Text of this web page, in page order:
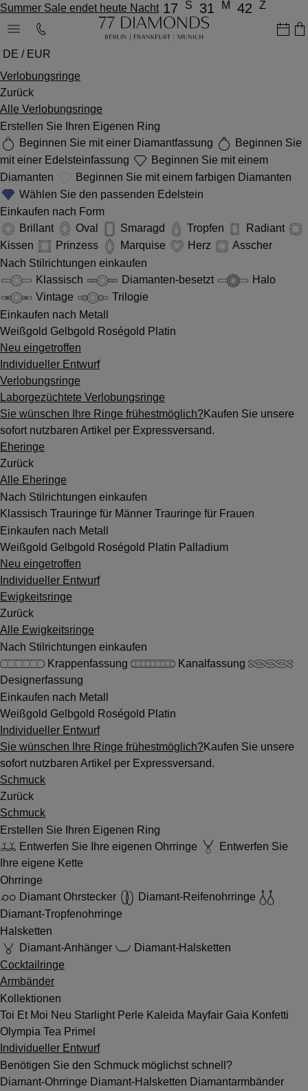
Summer Sale endet heute Nacht 17 S 31 M 42 Z
DE / EUR
Verlobungsringe
Zurück
Alle Verlobungsringe
Erstellen Sie Ihren Eigenen Ring
Beginnen Sie mit einer Diamantfassung
Beginnen Sie
mit einer Edelsteinfassung
Beginnen Sie mit einem
Diamanten
Beginnen Sie mit einem farbigen Diamanten
Wählen Sie den passenden Edelstein
Einkaufen nach Form
Brillant
Oval Smaragd Tropfen
Radiant
Kissen
Prinzess Marquise Herz
Asscher
Nach Stilrichtungen einkaufen
Klassisch
Diamanten-besetzt
Halo
Vintage
Trilogie
Einkaufen nach Metall
Weißgold Gelbgold Roségold Platin
Neu eingetroffen
Individueller Entwurf
Verlobungsringe
Laborgezüchtete Verlobungsringe
Sie wünschen Ihre Ringe frühestmöglich?Kaufen Sie unsere
sofort nutzbaren Artikel per Expressversand.
Eheringe
Zurück
Alle Eheringe
Nach Stilrichtungen einkaufen
Klassisch Trauringe für Männer Trauringe für Frauen
Einkaufen nach Metall
Weißgold Gelbgold Roségold Platin Palladium
Neu eingetroffen
Individueller Entwurf
Ewigkeitsringe
Zurück
Alle Ewigkeitsringe
Nach Stilrichtungen einkaufen
Krappenfassung
Kanalfassung
Designerfassung
Einkaufen nach Metall
Weißgold Gelbgold Roségold Platin
Individueller Entwurf
Sie wünschen Ihre Ringe frühestmöglich?Kaufen Sie unsere
sofort nutzbaren Artikel per Expressversand.
Schmuck
Zurück
Schmuck
Erstellen Sie Ihren Eigenen Ring
Entwerfen Sie Ihre eigenen Ohrringe
Entwerfen Sie
Ihre eigene Kette
Ohrringe
Diamant Ohrstecker
Diamant-Reifenohrringe
Diamant-Tropfenohrringe
Halsketten
Diamant-Anhänger
Diamant-Halsketten
Cocktailringe
Armbänder
Kollektionen
Toi Et Moi Neu Starlight Perle Kaleida Mayfair Gaia Konfetti
Olympia Tea Primel
Individueller Entwurf
Benötigen Sie den Schmuck möglichst schnell?
Diamant-Ohrringe Diamant-Halsketten Diamantarmbänder